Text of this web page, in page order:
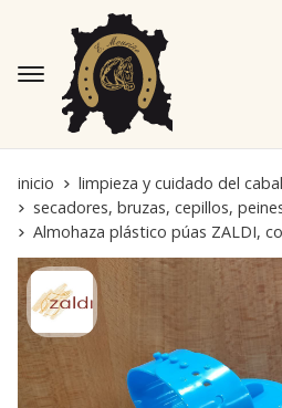
inicio
limpieza y cuidado del
secadores, bruzas, cepillos,
Almohaza plástico púas ZALDI,